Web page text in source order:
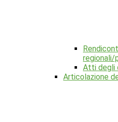
regionali/
Atti degli
Articolazione